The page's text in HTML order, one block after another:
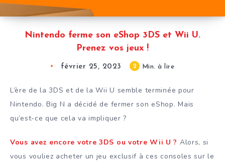
Nintendo ferme son eShop 3DS et Wii U.
Prenez vos jeux !
février 25, 2023 2 Min. à lire
L’ère de la 3DS et de la Wii U semble terminée pour
Nintendo. Big N a décidé de fermer son eShop. Mais
qu’est-ce que cela va impliquer ?
Vous avez encore votre 3DS ou votre Wii U ? Alors, si
vous vouliez acheter un jeu exclusif à ces consoles sur le